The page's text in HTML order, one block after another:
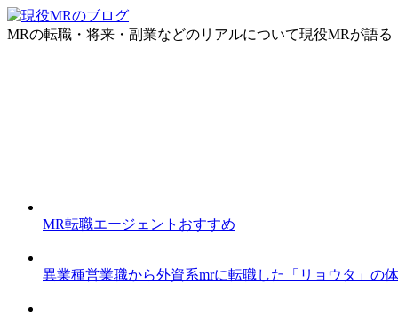
MRの転職・将来・副業などのリアルについて現役MRが語る
MR転職エージェントおすすめ
異業種営業職から外資系mrに転職した「リョウタ」の